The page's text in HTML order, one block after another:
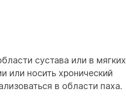
сустава или в мягких
или носить хронический
в области паха.